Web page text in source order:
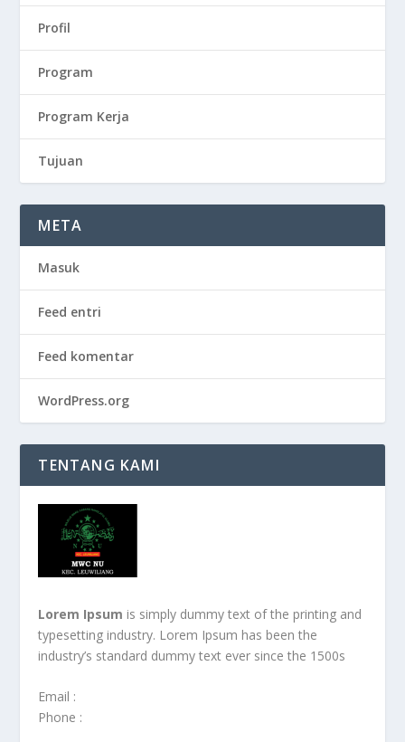
Profil
Program
Program Kerja
Tujuan
META
Masuk
Feed entri
Feed komentar
WordPress.org
TENTANG KAMI
Lorem Ipsum is simply dummy text of the printing and
typesetting industry. Lorem Ipsum has been the
industry’s standard dummy text ever since the 1500s
Email :
Phone :